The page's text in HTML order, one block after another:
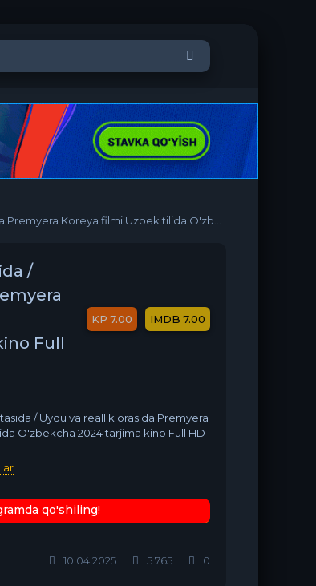
tilida O'zbekcha 2024 tarjima kino Full HD tas-ix skachat
/
Full
7.00 7.00
/ Uyqu va reallik orasida Premyera
O'zbekcha 2024 tarjima kino Full HD
qo'shiling!
10.04.2025 5 765 0